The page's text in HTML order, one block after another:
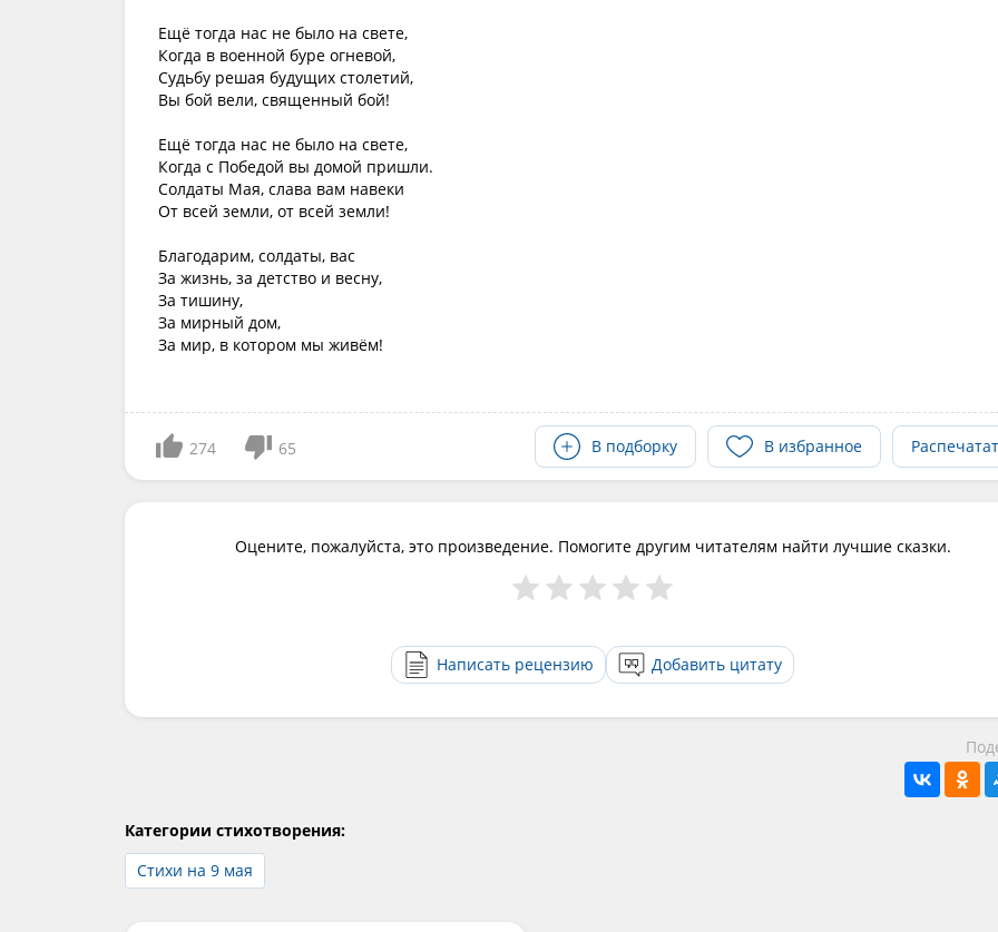
Ещё тогда нас не было на свете,
Когда в военной буре огневой,
Судьбу решая будущих столетий,
Вы бой вели, священный бой!
Ещё тогда нас не было на свете,
Когда с Победой вы домой пришли.
Солдаты Мая, слава вам навеки
От всей земли, от всей земли!
Благодарим, солдаты, вас
За жизнь, за детство и весну,
За тишину,
За мирный дом,
За мир, в котором мы живём!
274 65 В подборку В избранное
Оцените, пожалуйста, это произведение. Помогите другим читателям найти лучшие сказки.
Написать рецензию Добавить цитату
Категории стихотворения:
Стихи на 9 мая